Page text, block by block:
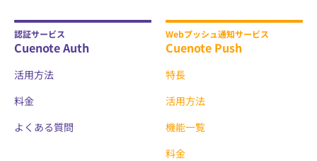
認証サービス
Cuenote Auth
活用方法
料金
よくある質問
Webプッシュ通知サービス
Cuenote Push
特長
活用方法
機能一覧
料金